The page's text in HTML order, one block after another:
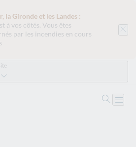
la Gironde et les Landes :
à vos côtés. Vous êtes
par les incendies en cours